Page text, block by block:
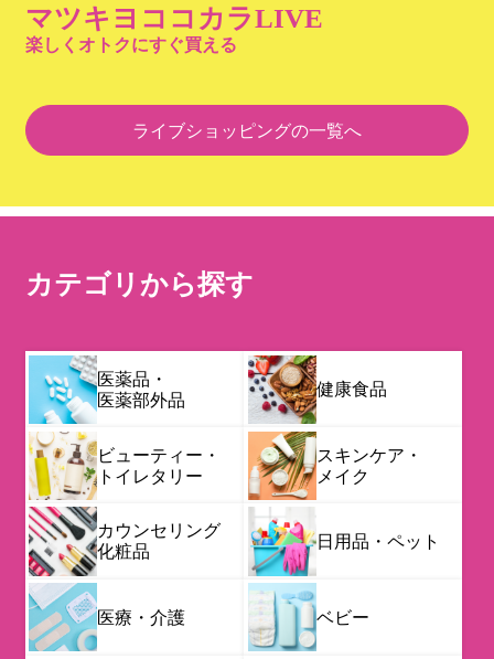
マツキヨココカラLIVE
楽しくオトクにすぐ買える
ライブショッピングの一覧へ
カテゴリから探す
医薬品・
医薬部外品
健康食品
ビューティー・
トイレタリー
スキンケア・
メイク
カウンセリング
化粧品
日用品・ペット
医療・介護 ベビー